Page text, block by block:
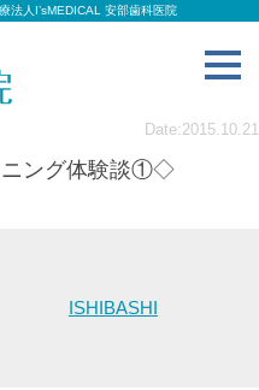
法人I’sMEDICAL 安部歯科医院
Date:2015.10.21
ニング体験談①◇
ISHIBASHI